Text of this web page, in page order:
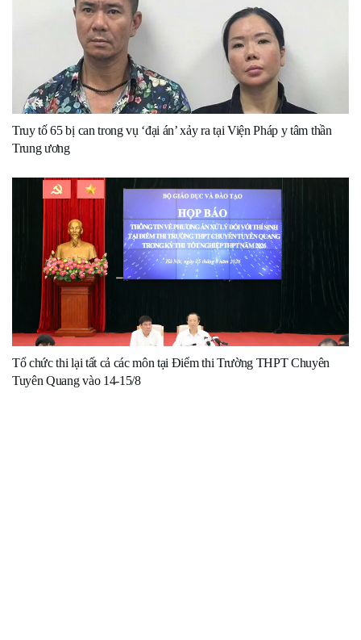
Truy tố 65 bị can trong vụ ‘đại án’ xảy ra tại Viện Pháp y tâm thần
Trung ương
Tổ chức thi lại tất cả các môn tại Điểm thi Trường THPT Chuyên
Tuyên Quang vào 14-15/8